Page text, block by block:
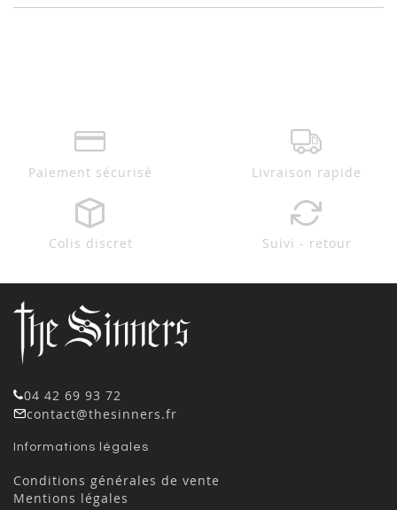
Paiement sécurisé Livraison rapide
Colis discret Suivi - retour
04 42 69 93 72
contact@thesinners.fr
Informations légales
Conditions générales de vente
Mentions légales